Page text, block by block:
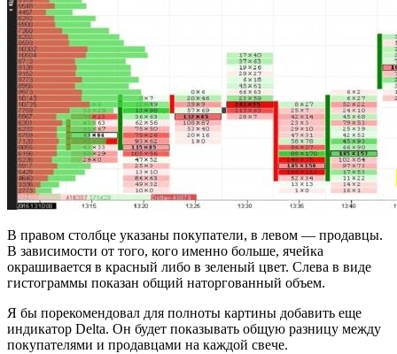
В правом столбце указаны покупатели, в левом — продавцы.
В зависимости от того, кого именно больше, ячейка
окрашивается в красный либо в зеленый цвет. Слева в виде
гистограммы показан общий наторгованный объем.
Я бы порекомендовал для полноты картины добавить еще
индикатор Delta. Он будет показывать общую разницу между
покупателями и продавцами на каждой свече.